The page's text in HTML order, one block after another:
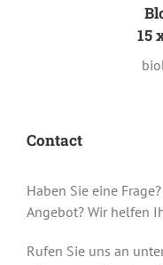
15
Contact
Haben Sie eine
Angebot? Wir helfen
Rufen Sie uns an